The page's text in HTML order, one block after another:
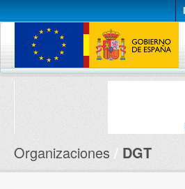
Conjuntos de datos
Organizaciones DGT